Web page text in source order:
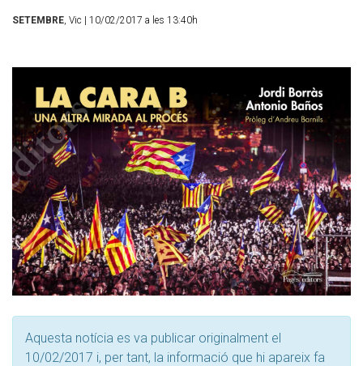
SETEMBRE, Vic | 10/02/2017 a les 13:40h
Aquesta notícia es va publicar originalment el
10/02/2017 i, per tant, la informació que hi apareix fa